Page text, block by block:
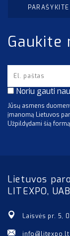
Gaukite
Noriu gauti
Jūsų asmens
įmanomą Lietuvos
Užpildydami šią
Lietuvos
LITEXPO, UAB
Laisvės pr. 5,
info@litexpo.lt